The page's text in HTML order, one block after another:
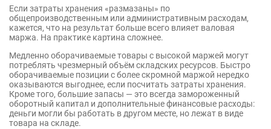
Если затраты хранения «размазаны» по
общепроизводственным или административным расходам,
кажется, что на результат больше всего влияет валовая
маржа. На практике картина сложнее.
Медленно оборачиваемые товары с высокой маржей могут
потреблять чрезмерный объём складских ресурсов. Быстро
оборачиваемые позиции с более скромной маржой нередко
оказываются выгоднее, если посчитать затраты хранения.
Кроме того, большие запасы — это всегда замороженный
оборотный капитал и дополнительные финансовые расходы:
деньги могли бы работать в другом месте, но лежат в виде
товара на складе.